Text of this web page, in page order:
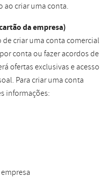
ao criar uma conta.
da empresa)
criar uma conta comercial
conta ou fazer acordos de
ofertas exclusivas e acesso
Para criar uma conta
informações: